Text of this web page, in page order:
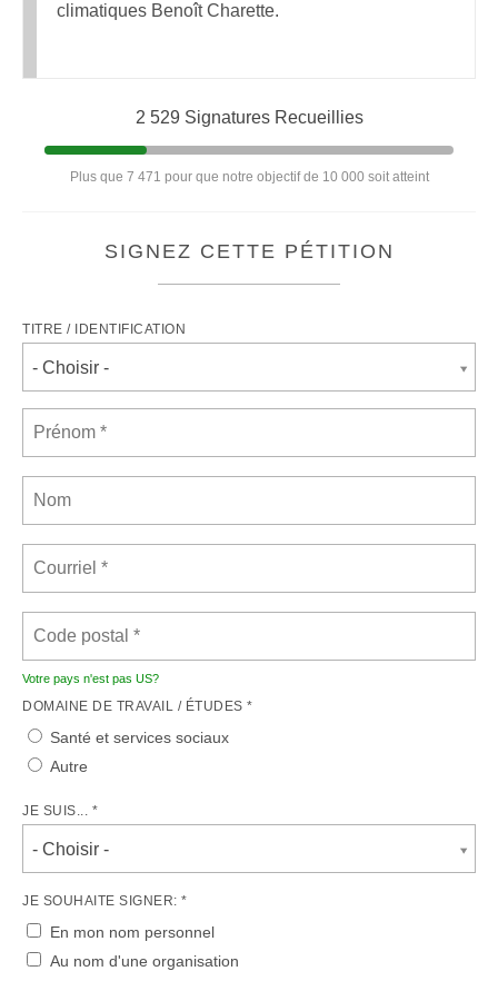
climatiques Benoît Charette.
2 529 Signatures Recueillies
Plus que 7 471 pour que notre objectif de 10 000 soit atteint
SIGNEZ CETTE PÉTITION
TITRE / IDENTIFICATION
- Choisir -
Votre pays n'est pas US?
DOMAINE DE TRAVAIL / ÉTUDES *
Santé et services sociaux
Autre
JE SUIS... *
- Choisir -
JE SOUHAITE SIGNER: *
En mon nom personnel
Au nom d'une organisation